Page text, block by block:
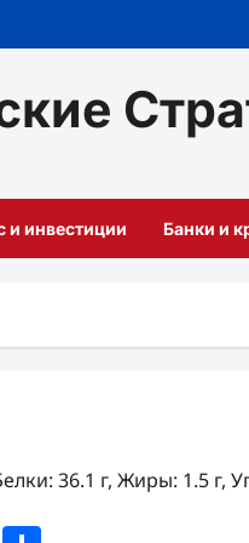
и инвестиции Банки и
36.1 г, Жиры: 1.5 г,